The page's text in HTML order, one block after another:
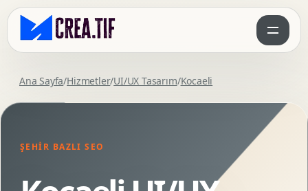
Ana Sayfa/Hizmetler/UI/UX Tasarım/Kocaeli
ŞEHIR BAZLI SEO